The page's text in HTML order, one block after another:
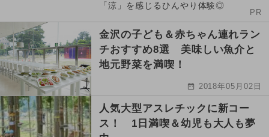
「涼」を感じるひんやり体験◎
PR
金沢の子ども＆赤ちゃん連れラン
チおすすめ8選 美味しい魚介と
地元野菜を満喫！
2018年05月02日
人気大型アスレチックに新コー
ス！ 1日満喫＆幼児も大人も夢